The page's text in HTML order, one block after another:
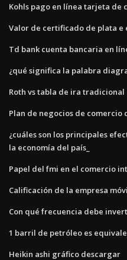
Kohls pago en línea tarjeta de
Valor de certificado de plata e
Td bank cuenta bancaria en
¿qué significa la palabra
Roth vs tabla de ira tradicional
Plan de negocios de comercio
¿cuáles son los principales
la economía del país_
Papel del fmi en el comercio
Calificación de la empresa
Con qué frecuencia debe
1 barril de petróleo es
Heikin ashi gráfico descargar